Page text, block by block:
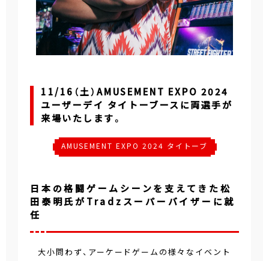
11/16（土）AMUSEMENT EXPO 2024
ユーザーデイ タイトーブースに両選手が
来場いたします。
AMUSEMENT EXPO 2024 タイトーブ
日本の格闘ゲームシーンを支えてきた松
田泰明氏がTradzスーパーバイザーに就
任
大小問わず、アーケードゲームの様々なイベント